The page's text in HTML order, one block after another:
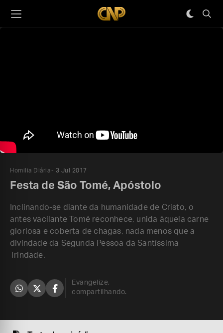
Homilia Diária 3 Jul 2017
Festa de São Tomé, Apóstolo
Inclinando-se diante da humanidade de Cristo, o
antes vacilante Tomé reconhece, unida àquela carne
gloriosa e coberta de chagas, nada menos que a
divindade da Segunda Pessoa da Santíssima
Trindade.
Evangelize,
compartilhando.